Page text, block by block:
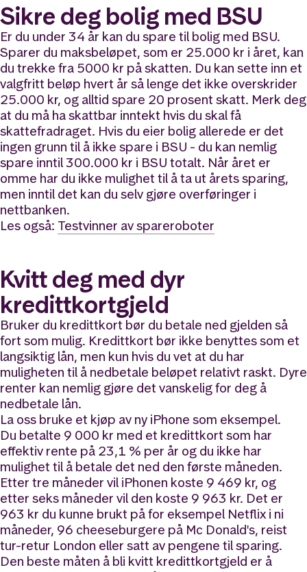
Sikre deg bolig med BSU
Er du under 34 år kan du spare til bolig med BSU.
Sparer du maksbeløpet, som er 25.000 kr i året, kan
du trekke fra 5000 kr på skatten. Du kan sette inn et
valgfritt beløp hvert år så lenge det ikke overskrider
25.000 kr, og alltid spare 20 prosent skatt. Merk deg
at du må ha skattbar inntekt hvis du skal få
skattefradraget. Hvis du eier bolig allerede er det
ingen grunn til å ikke spare i BSU - du kan nemlig
spare inntil 300.000 kr i BSU totalt. Når året er
omme har du ikke mulighet til å ta ut årets sparing,
men inntil det kan du selv gjøre overføringer i
nettbanken.
Les også: Testvinner av spareroboter
Kvitt deg med dyr
kredittkortgjeld
Bruker du kredittkort bør du betale ned gjelden så
fort som mulig. Kredittkort bør ikke benyttes som et
langsiktig lån, men kun hvis du vet at du har
muligheten til å nedbetale beløpet relativt raskt. Dyre
renter kan nemlig gjøre det vanskelig for deg å
nedbetale lån.
La oss bruke et kjøp av ny iPhone som eksempel.
Du betalte 9 000 kr med et kredittkort som har
effektiv rente på 23,1 % per år og du ikke har
mulighet til å betale det ned den første måneden.
Etter tre måneder vil iPhonen koste 9 469 kr, og
etter seks måneder vil den koste 9 963 kr. Det er
963 kr du kunne brukt på for eksempel Netflix i ni
måneder, 96 cheeseburgere på Mc Donald's, reist
tur-retur London eller satt av pengene til sparing.
Den beste måten å bli kvitt kredittkortgjeld er å